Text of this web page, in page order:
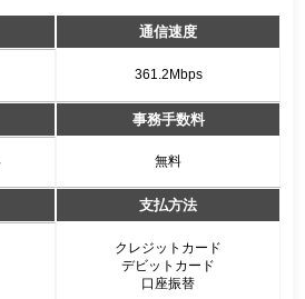
通信速度
361.2Mbps
事務手数料
無料
支払方法
クレジットカード
デビットカード
口座振替